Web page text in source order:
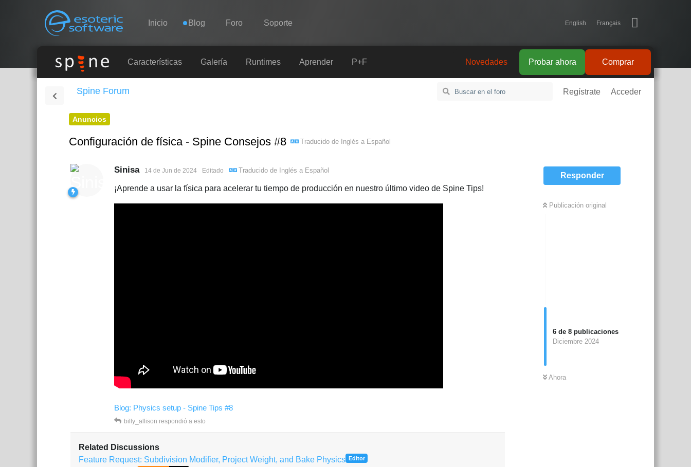
Esoteric Software
Navigation Inicio Blog Foro Soporte English Français
Spine
Aprender
P+F
Probar ahora
Características Galería Runtimes Aprender P+F Comprar
Probar ahora
Novedades
Spine Forum Regístrate Acceder
Anuncios
Configuración de física - Spine Consejos #8 Traducido de Inglés a Español
Responder
Publicación original
6 de 8 publicaciones
Diciembre 2024
Ahora
Sinisa 14 de Jun de 2024 Editado Traducido de Inglés a Español
¡Aprende a usar la física para acelerar tu tiempo de producción en nuestro último video de Spine Tips!
Blog: Physics setup - Spine Tips #8
billy_allison respondió a esto
Related Discussions
Feature Request: Subdivision Modifier, Project Weight, and Bake Physics Editor